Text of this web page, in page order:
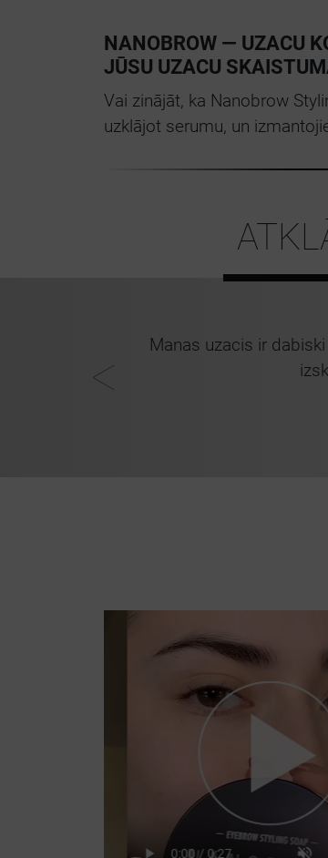
NANOBROW — UZACU
JŪSU UZACU
Vai zinājāt, ka Nanobrow
uzklājot serumu, un
Manas uzacis ir